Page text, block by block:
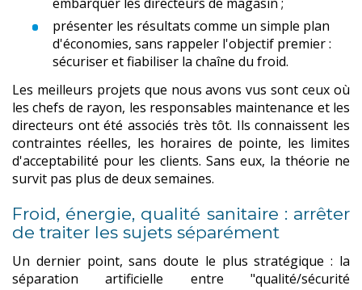
présenter les résultats comme un simple plan
d'économies, sans rappeler l'objectif premier :
sécuriser et fiabiliser la chaîne du froid.
Les meilleurs projets que nous avons vus sont ceux où
les chefs de rayon, les responsables maintenance et les
directeurs ont été associés très tôt. Ils connaissent les
contraintes réelles, les horaires de pointe, les limites
d'acceptabilité pour les clients. Sans eux, la théorie ne
survit pas plus de deux semaines.
Froid, énergie, qualité sanitaire : arrêter
de traiter les sujets séparément
Un dernier point, sans doute le plus stratégique : la
séparation artificielle entre "qualité/sécurité